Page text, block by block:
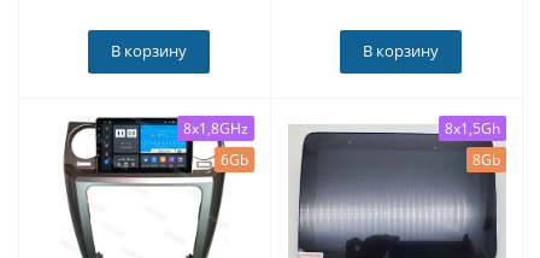
В корзину В корзину
8x1,8GHz
6Gb
8x1,5Gh
8Gb